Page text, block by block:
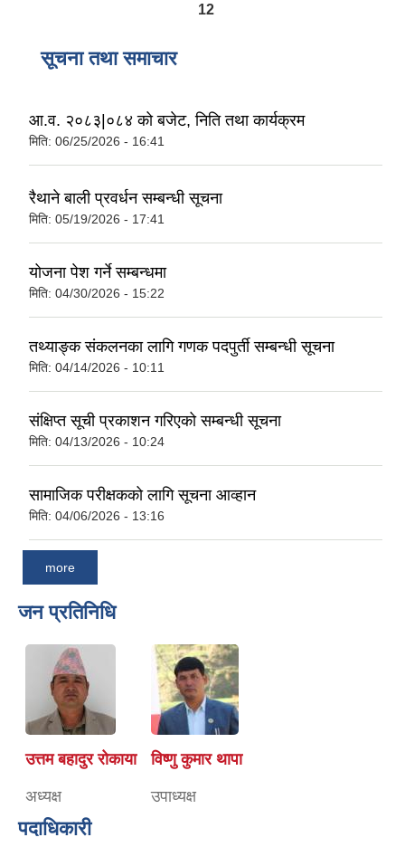
12
सूचना तथा समाचार
आ.व. २०८३|०८४ को बजेट, निति तथा कार्यक्रम
मिति: 06/25/2026 - 16:41
रैथाने बाली प्रवर्धन सम्बन्धी सूचना
मिति: 05/19/2026 - 17:41
योजना पेश गर्ने सम्बन्धमा
मिति: 04/30/2026 - 15:22
तथ्याङ्क संकलनका लागि गणक पदपुर्ती सम्बन्धी सूचना
मिति: 04/14/2026 - 10:11
संक्षिप्त सूची प्रकाशन गरिएको सम्बन्धी सूचना
मिति: 04/13/2026 - 10:24
सामाजिक परीक्षकको लागि सूचना आव्हान
मिति: 04/06/2026 - 13:16
more
जन प्रतिनिधि
उत्तम बहादुर रोकाया
अध्यक्ष
विष्णु कुमार थापा
उपाध्यक्ष
पदाधिकारी